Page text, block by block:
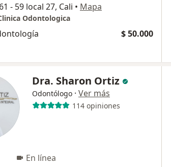
- 59 local 27, Cali • Mapa
Odontologica
$ 50.000
Dra. Sharon Ortiz
Odontólogo · Ver más
114 opiniones
En línea